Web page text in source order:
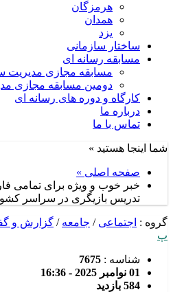
هرمزگان
همدان
یزد
ساختار سازمانی
مسابقه رسانه ای
مسابقه مجازی مدیریت
دومین مسابقه مجازی
کارگاه و دوره های رسانه ای
درباره ما
تماس با ما
شما اینجا هستید »
صفحه اصلی »
خبر خوب و ویژه برای تمامی
تدریس بازیگری در سراسر
گروه : اجتماعی / جامعه / گزارش و
پ
شناسه : 7675
01 نوامبر 2025 - 16:36
584 بازدید